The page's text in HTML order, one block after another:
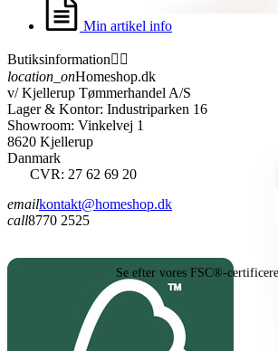
Min artikel info
Butiksinformation 
location_onHomeshop.dk
v/ Kjellerup Tømmerhandel A/S
Lager & Kontor: Industriparken 16
Showroom: Vinkelvej 1
8620 Kjellerup
Danmark
CVR: 27 62 69 20
emailkontakt@homeshop.dk
call8770 2525
Se efter vores FSC®-